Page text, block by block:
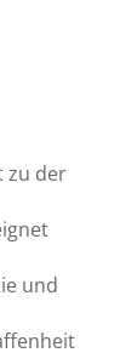
zu der
und